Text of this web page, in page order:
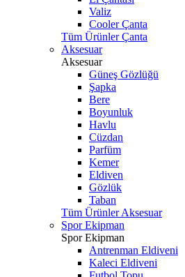
Valiz
Cooler Çanta
Tüm Ürünler Çanta
Aksesuar
Aksesuar
Güneş Gözlüğü
Şapka
Bere
Boyunluk
Havlu
Cüzdan
Parfüm
Kemer
Eldiven
Gözlük
Taban
Tüm Ürünler Aksesuar
Spor Ekipman
Spor Ekipman
Antrenman Eldiveni
Kaleci Eldiveni